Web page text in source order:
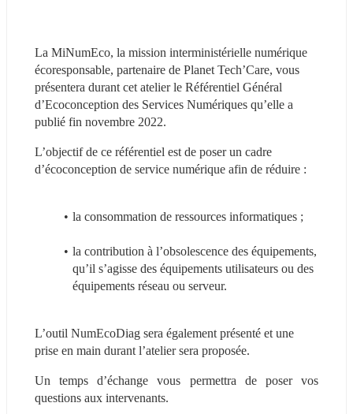
La MiNumEco, la mission interministérielle numérique
écoresponsable, partenaire de Planet Tech’Care, vous
présentera durant cet atelier le Référentiel Général
d’Ecoconception des Services Numériques qu’elle a
publié fin novembre 2022.
L’objectif de ce référentiel est de poser un cadre
d’écoconception de service numérique afin de réduire :
la consommation de ressources informatiques ;
la contribution à l’obsolescence des équipements,
qu’il s’agisse des équipements utilisateurs ou des
équipements réseau ou serveur.
L’outil NumEcoDiag sera également présenté et une
prise en main durant l’atelier sera proposée.
Un temps d’échange vous permettra de poser vos
questions aux intervenants.